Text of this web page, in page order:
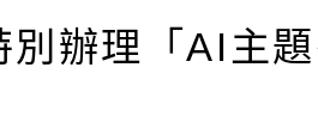
別辦理「AI主